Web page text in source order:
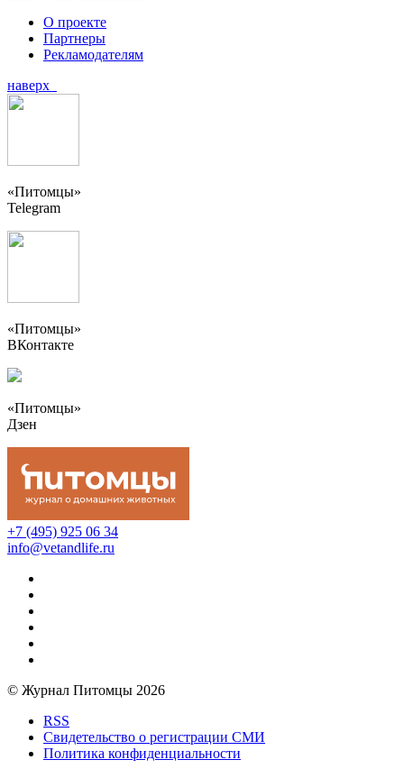
О проекте
Партнеры
Рекламодателям
наверх
«Питомцы»
Telegram
«Питомцы»
ВКонтакте
«Питомцы»
Дзен
+7 (495) 925 06 34
info@vetandlife.ru
© Журнал Питомцы 2026
RSS
Свидетельство о регистрации СМИ
Политика конфиденциальности